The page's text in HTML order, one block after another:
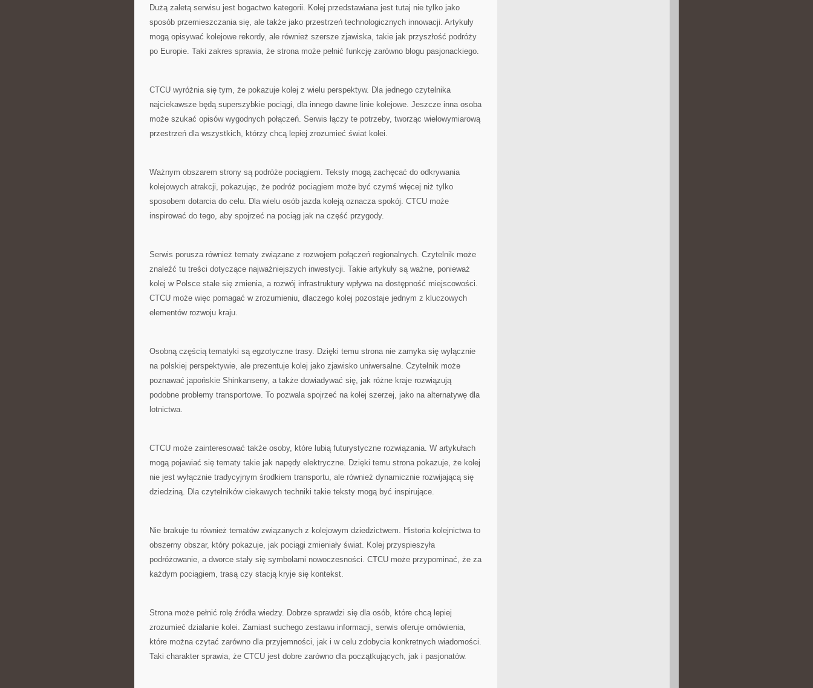
Dużą zaletą serwisu jest bogactwo kategorii. Kolej przedstawiana jest tutaj nie tylko jako
sposób przemieszczania się, ale także jako przestrzeń technologicznych innowacji. Artykuły
mogą opisywać kolejowe rekordy, ale również szersze zjawiska, takie jak przyszłość podróży
po Europie. Taki zakres sprawia, że strona może pełnić funkcję zarówno blogu pasjonackiego.
CTCU wyróżnia się tym, że pokazuje kolej z wielu perspektyw. Dla jednego czytelnika
najciekawsze będą superszybkie pociągi, dla innego dawne linie kolejowe. Jeszcze inna osoba
może szukać opisów wygodnych połączeń. Serwis łączy te potrzeby, tworząc wielowymiarową
przestrzeń dla wszystkich, którzy chcą lepiej zrozumieć świat kolei.
Ważnym obszarem strony są podróże pociągiem. Teksty mogą zachęcać do odkrywania
kolejowych atrakcji, pokazując, że podróż pociągiem może być czymś więcej niż tylko
sposobem dotarcia do celu. Dla wielu osób jazda koleją oznacza spokój. CTCU może
inspirować do tego, aby spojrzeć na pociąg jak na część przygody.
Serwis porusza również tematy związane z rozwojem połączeń regionalnych. Czytelnik może
znaleźć tu treści dotyczące najważniejszych inwestycji. Takie artykuły są ważne, ponieważ
kolej w Polsce stale się zmienia, a rozwój infrastruktury wpływa na dostępność miejscowości.
CTCU może więc pomagać w zrozumieniu, dlaczego kolej pozostaje jednym z kluczowych
elementów rozwoju kraju.
Osobną częścią tematyki są egzotyczne trasy. Dzięki temu strona nie zamyka się wyłącznie
na polskiej perspektywie, ale prezentuje kolej jako zjawisko uniwersalne. Czytelnik może
poznawać japońskie Shinkanseny, a także dowiadywać się, jak różne kraje rozwiązują
podobne problemy transportowe. To pozwala spojrzeć na kolej szerzej, jako na alternatywę dla
lotnictwa.
CTCU może zainteresować także osoby, które lubią futurystyczne rozwiązania. W artykułach
mogą pojawiać się tematy takie jak napędy elektryczne. Dzięki temu strona pokazuje, że kolej
nie jest wyłącznie tradycyjnym środkiem transportu, ale również dynamicznie rozwijającą się
dziedziną. Dla czytelników ciekawych techniki takie teksty mogą być inspirujące.
Nie brakuje tu również tematów związanych z kolejowym dziedzictwem. Historia kolejnictwa to
obszerny obszar, który pokazuje, jak pociągi zmieniały świat. Kolej przyspieszyła
podróżowanie, a dworce stały się symbolami nowoczesności. CTCU może przypominać, że za
każdym pociągiem, trasą czy stacją kryje się kontekst.
Strona może pełnić rolę źródła wiedzy. Dobrze sprawdzi się dla osób, które chcą lepiej
zrozumieć działanie kolei. Zamiast suchego zestawu informacji, serwis oferuje omówienia,
które można czytać zarówno dla przyjemności, jak i w celu zdobycia konkretnych wiadomości.
Taki charakter sprawia, że CTCU jest dobre zarówno dla początkujących, jak i pasjonatów.